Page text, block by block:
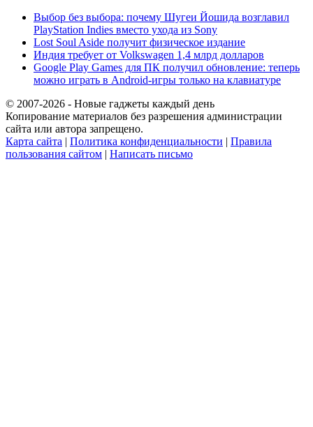
Выбор без выбора: почему Шугеи Йошида возглавил
PlayStation Indies вместо ухода из Sony
Lost Soul Aside получит физическое издание
Индия требует от Volkswagen 1,4 млрд долларов
Google Play Games для ПК получил обновление: теперь
можно играть в Android-игры только на клавиатуре
© 2007-2026 - Новые гаджеты каждый день
Копирование материалов без разрешения администрации
сайта или автора запрещено.
Карта сайта | Политика конфиденциальности | Правила
пользования сайтом | Написать письмо